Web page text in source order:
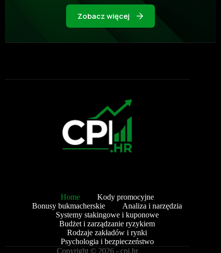
Zobacz więcej
Home
Kody promocyjne
Bonusy bukmacherskie
Analiza i narzędzia
Systemy stakingowe i kuponowe
Budżet i zarządzanie ryzykiem
Rodzaje zakładów i rynki
Psychologia i bezpieczeństwo
Copyright © 2026 - cpi.hr